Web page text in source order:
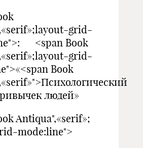
grid-
<span Book
grid-
Book
людей»
Antiqua",«serif»;
mode:line">